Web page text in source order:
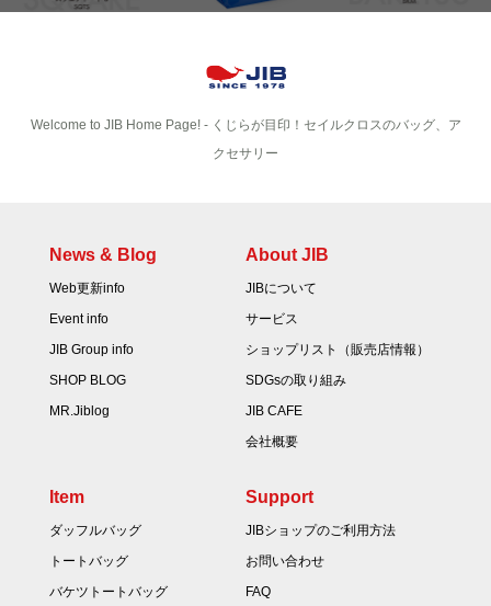
Welcome to JIB Home Page! ‐ くじらが目印！セイルクロスのバッグ、ア
クセサリー
News & Blog
Web更新info
Event info
JIB Group info
SHOP BLOG
MR.Jiblog
About JIB
JIBについて
サービス
ショップリスト（販売店情報）
SDGsの取り組み
JIB CAFE
会社概要
Item
ダッフルバッグ
トートバッグ
バケツトートバッグ
Support
JIBショップのご利用方法
お問い合わせ
FAQ